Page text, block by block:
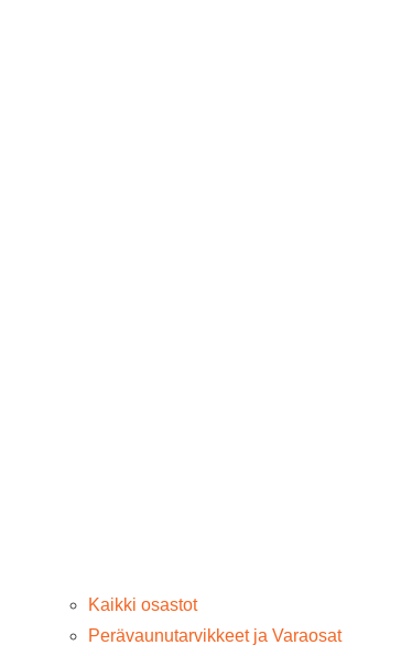
Kaikki osastot
Perävaunutarvikkeet ja Varaosat